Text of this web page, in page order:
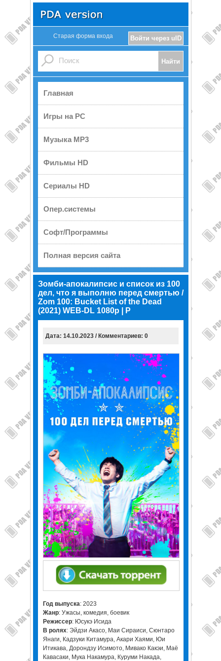
Войти через uID
Старая форма входа
Главная
Игры на PC
Музыка MP3
Фильмы HD
Сериалы HD
Опер.системы
Софт/Программы
Полная версия сайта
Зомби-апокалипсис и список из 100
дел, что я выполню перед смертью /
Zom 100: Bucket List of the Dead
(2021) WEB-DL 1080p | P
Дата: 14.10.2023 / Комментариев: 0
Год выпуска: 2023
Жанр: Ужасы, комедия, боевик
Режиссер: Юсукэ Исида
В ролях: Эйдзи Акасо, Маи Сираиси, Сюнтаро
Янаги, Кадзуки Китамура, Акари Хаями, Юи
Итикава, Дорондзу Исимото, Мивако Какэи, Маё
Кавасаки, Мука Накамура, Куруми Накада,